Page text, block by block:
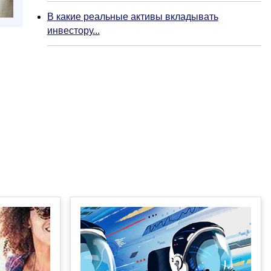
В какие реальные активы вкладывать
инвестору...